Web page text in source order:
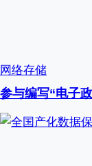
网络存储
参与编写“电子